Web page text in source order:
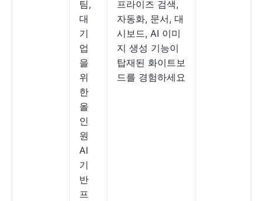
팀,
대
기
업
을
위
한
올
인
원
AI
기
반
프
프라이즈 검색,
자동화, 문서, 대
시보드, AI 이미
지 생성 기능이
탑재된 화이트보
드를 경험하세요